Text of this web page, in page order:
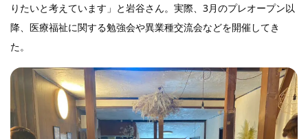
りたいと考えています」と岩谷さん。実際、3月のプレオープン以
降、医療福祉に関する勉強会や異業種交流会などを開催してき
た。